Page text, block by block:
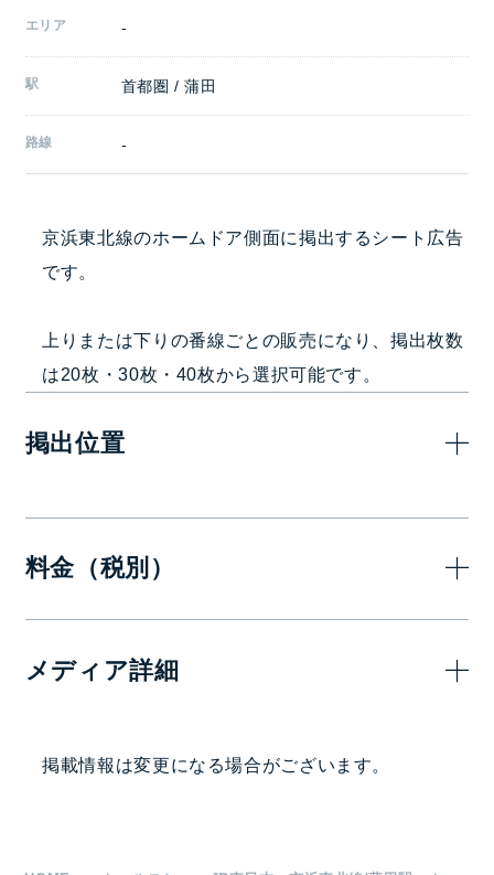
エリア -
駅 首都圏 / 蒲田
路線 -
京浜東北線のホームドア側面に掲出するシート広告
です。
上りまたは下りの番線ごとの販売になり、掲出枚数
は20枚・30枚・40枚から選択可能です。
掲出位置
料金（税別）
半月
ホームドア側面20枚
ホームドア側面30枚 1,400,000
メディア詳細
掲載情報は変更になる場合がございます。